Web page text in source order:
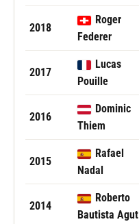
2018
Roger
Federer
2017
Lucas
Pouille
2016
Dominic
Thiem
2015
Rafael
Nadal
2014
Roberto
Bautista Agut